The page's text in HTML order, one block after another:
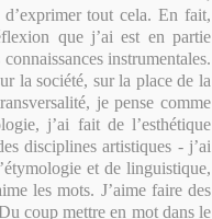
tout cela. En fait,
que j’ai est en partie
instrumentales.
la société, sur la place de la
je pense comme
j’ai fait de l’esthétique
disciplines artistiques - j’ai
et de linguistique,
les mots. J’aime faire des
coup mettre en mot dans le